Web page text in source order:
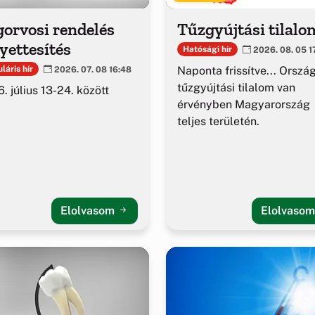
rendelés
hír 2026. 07. 08 16:48
július 13-24. között
Elolvasom
Tűzgyújtási
Hatósági hír 2026. 08. 05
Naponta frissítve...
tűzgyújtási tilalom van
érvényben Magyarország
teljes területén.